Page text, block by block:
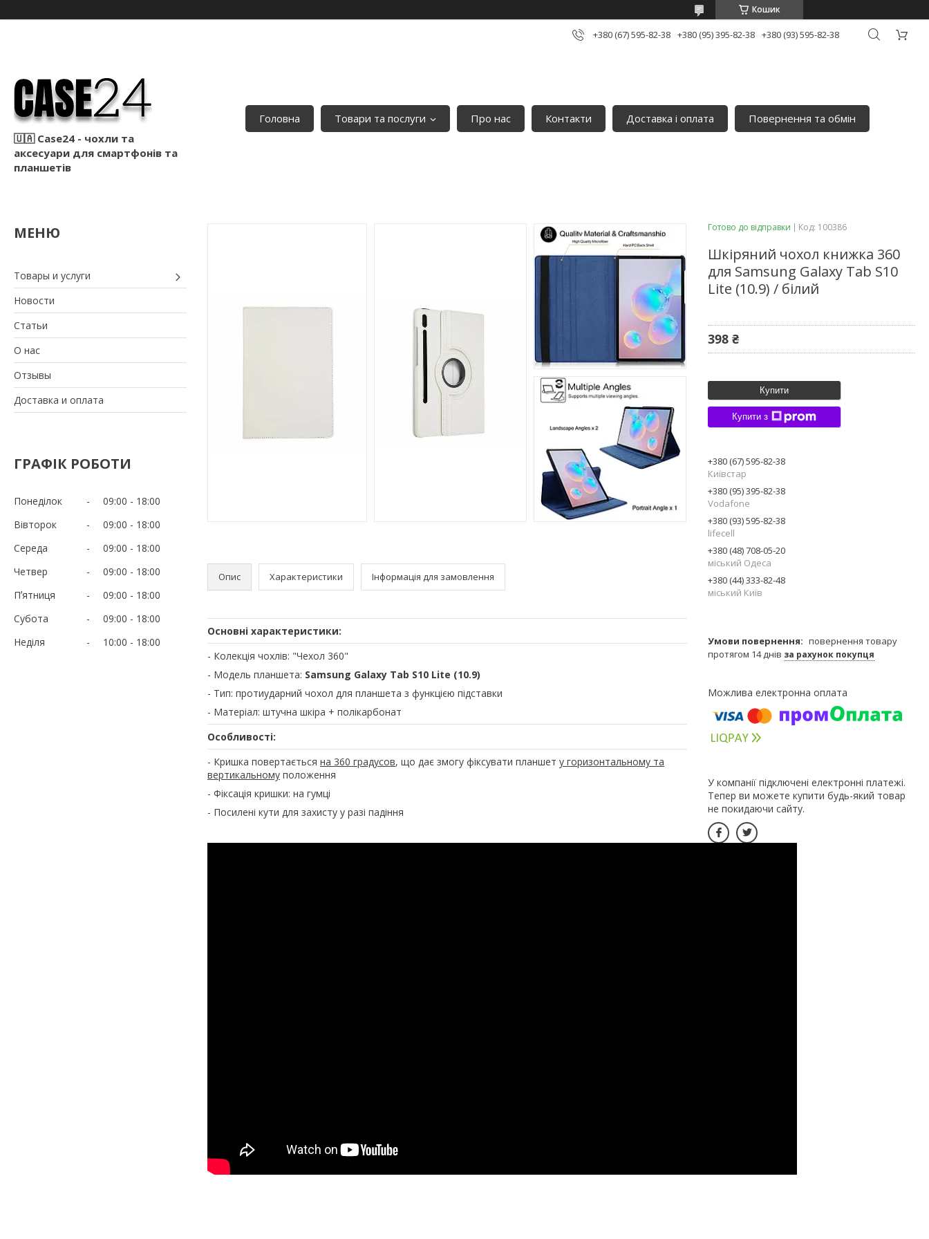
Кошик
+380 (67) 595-82-38 +380 (95) 395-82-38 +380 (93) 595-82-38
🇺🇦 Case24 - чохли та
аксесуари для смартфонів та
планшетів
Головна Товари та послуги Про нас Контакти Доставка і оплата Повернення та обмін
Товары и услуги
Новости
Статьи
О нас
Отзывы
Доставка и оплата
ГРАФІК РОБОТИ
Понеділок 09:00
18:00
Вівторок
09:00
18:00
Середа
09:00
18:00
Четвер
09:00
18:00
Пʼятниця
09:00
18:00
Субота
09:00
18:00
Неділя
10:00 18:00
Опис Характеристики Інформація для замовлення
Основні характеристики:
- Колекція чохлів: "Чехол 360"
- Модель планшета: Samsung Galaxy Tab S10 Lite (10.9)
- Тип: протиударний чохол для планшета з функцією підставки
- Матеріал: штучна шкіра + полікарбонат
Особливості:
- Кришка повертається на 360 градусов, що дає змогу фіксувати планшет у горизонтальному та
вертикальному положення
- Фіксація кришки: на гумці
- Посилені кути для захисту у разі падіння
Готово до відправки Код: 100386
Шкіряний чохол книжка 360
для Samsung Galaxy Tab S10
Lite (10.9) / білий
398 ₴
Купити
Купити з
+380 (67) 595-82-38
Київстар
+380 (95) 395-82-38
Vodafone
+380 (93) 595-82-38
lifecell
+380 (48) 708-05-20
міський Одеса
+380 (44) 333-82-48
міський Київ
повернення товару
протягом 14 днів за рахунок покупця
У компанії підключені електронні платежі.
Тепер ви можете купити будь-який товар
не покидаючи сайту.